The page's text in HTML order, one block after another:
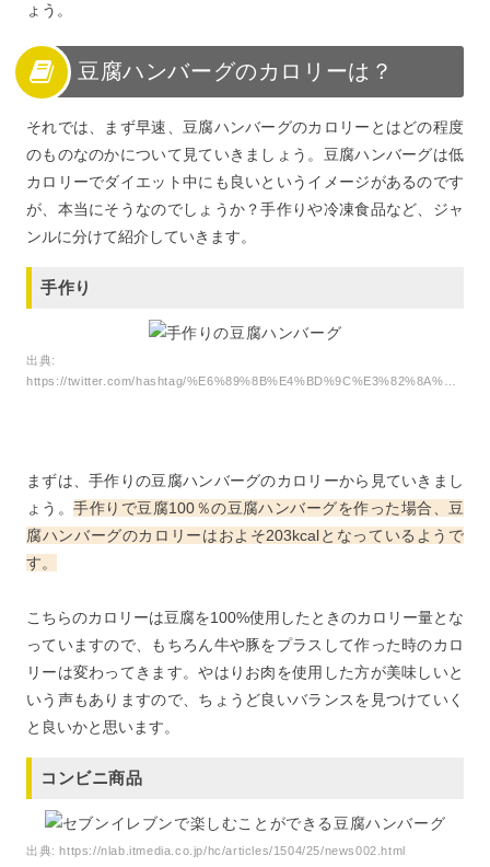
ょう。
豆腐ハンバーグのカロリーは？
それでは、まず早速、豆腐ハンバーグのカロリーとはどの程度
のものなのかについて見ていきましょう。豆腐ハンバーグは低
カロリーでダイエット中にも良いというイメージがあるのです
が、本当にそうなのでしょうか？手作りや冷凍食品など、ジャ
ンルに分けて紹介していきます。
手作り
出典:
https://twitter.com/hashtag/%E6%89%8B%E4%BD%9C%E3%82%8A%E8%B1%86%E8%85%90%E3%83%8F%E3%83%B3%E3%83%90%E3%83%BC%E3%82%B0
まずは、手作りの豆腐ハンバーグのカロリーから見ていきまし
ょう。手作りで豆腐100％の豆腐ハンバーグを作った場合、豆
腐ハンバーグのカロリーはおよそ203kcalとなっているようで
す。
こちらのカロリーは豆腐を100%使用したときのカロリー量とな
っていますので、もちろん牛や豚をプラスして作った時のカロ
リーは変わってきます。やはりお肉を使用した方が美味しいと
いう声もありますので、ちょうど良いバランスを見つけていく
と良いかと思います。
コンビニ商品
出典:https://nlab.itmedia.co.jp/hc/articles/1504/25/news002.html